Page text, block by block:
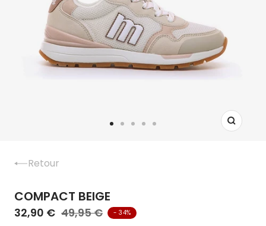
Zoom
Retour
COMPACT BEIGE
32,90 € 49,95 € - 34%